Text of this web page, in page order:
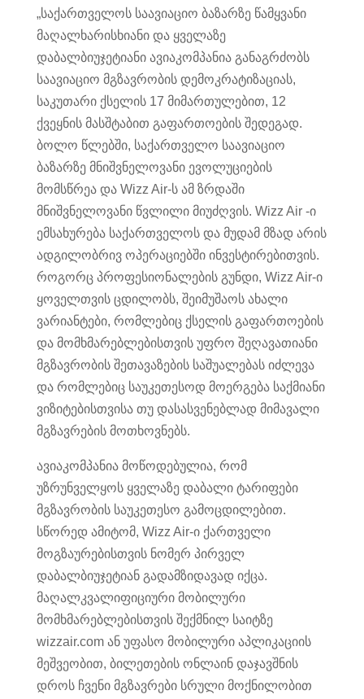
„საქართველოს საავიაციო ბაზარზე წამყვანი
მაღალხარისხიანი და ყველაზე
დაბალბიუჯეტიანი ავიაკომპანია განაგრძობს
საავიაციო მგზავრობის დემოკრატიზაციას,
საკუთარი ქსელის 17 მიმართულებით, 12
ქვეყნის მასშტაბით გაფართოების შედეგად.
ბოლო წლებში, საქართველო საავიაციო
ბაზარზე მნიშვნელოვანი ევოლუციების
მომსწრეა და Wizz Air-ს ამ ზრდაში
მნიშვნელოვანი წვლილი მიუძღვის. Wizz Air -ი
ემსახურება საქართველოს და მუდამ მზად არის
ადგილობრივ ოპერაციებში ინვესტირებითვის.
როგორც პროფესიონალების გუნდი, Wizz Air-ი
ყოველთვის ცდილობს, შეიმუშაოს ახალი
ვარიანტები, რომლებიც ქსელის გაფართოების
და მომხმარებლებისთვის უფრო შეღავათიანი
მგზავრობის შეთავაზების საშუალებას იძლევა
და რომლებიც საუკეთესოდ მოერგება საქმიანი
ვიზიტებისთვისა თუ დასასვენებლად მიმავალი
მგზავრების მოთხოვნებს.
ავიაკომპანია მოწოდებულია, რომ
უზრუნველყოს ყველაზე დაბალი ტარიფები
მგზავრობის საუკეთესო გამოცდილებით.
სწორედ ამიტომ, Wizz Air-ი ქართველი
მოგზაურებისთვის ნომერ პირველ
დაბალბიუჯეტიან გადამზიდავად იქცა.
მაღალკვალიფიციური მობილური
მომხმარებლებისთვის შექმნილ საიტზე
wizzair.com ან უფასო მობილური აპლიკაციის
მეშვეობით, ბილეთების ონლაინ დაჯავშნის
დროს ჩვენი მგზავრები სრული მოქნილობით